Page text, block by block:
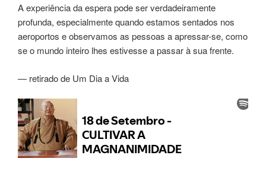
A experiência da espera pode ser verdadeiramente
profunda, especialmente quando estamos sentados nos
aeroportos e observamos as pessoas a apressar-se, como
se o mundo inteiro lhes estivesse a passar à sua frente.
— retirado de Um Dia a Vida